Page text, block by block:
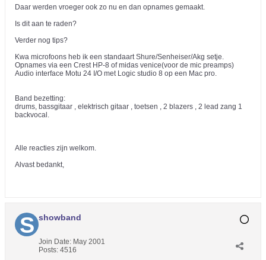
Daar werden vroeger ook zo nu en dan opnames gemaakt.
Is dit aan te raden?
Verder nog tips?
Kwa microfoons heb ik een standaart Shure/Senheiser/Akg setje.
Opnames via een Crest HP-8 of midas venice(voor de mic preamps)
Audio interface Motu 24 I/O met Logic studio 8 op een Mac pro.
Band bezetting:
drums, bassgitaar , elektrisch gitaar , toetsen , 2 blazers , 2 lead zang 1
backvocal.
Alle reacties zijn welkom.
Alvast bedankt,
showband
Join Date: May 2001
Posts: 4516